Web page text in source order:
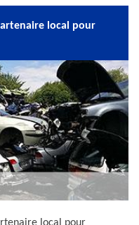
local pour